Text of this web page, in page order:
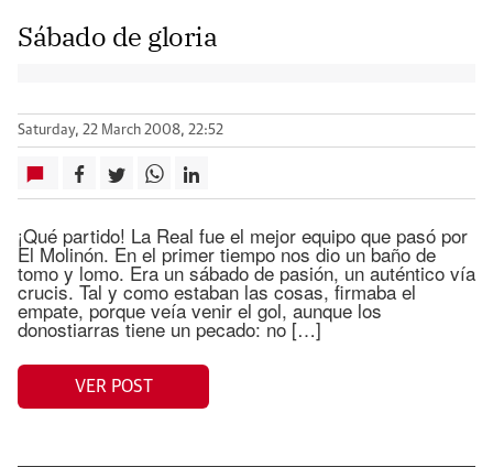
Sábado de gloria
Saturday, 22 March 2008, 22:52
¡Qué partido! La Real fue el mejor equipo que pasó por
El Molinón. En el primer tiempo nos dio un baño de
tomo y lomo. Era un sábado de pasión, un auténtico vía
crucis. Tal y como estaban las cosas, firmaba el
empate, porque veía venir el gol, aunque los
donostiarras tiene un pecado: no […]
VER POST